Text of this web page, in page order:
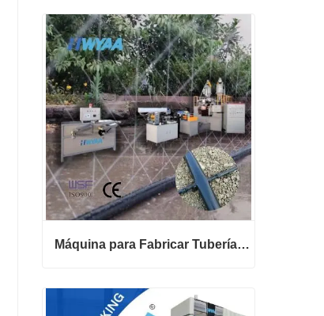
Máquina para Fabricar Tuberías de Riego por Goteo con Micro-pulverización
Contactar ahora